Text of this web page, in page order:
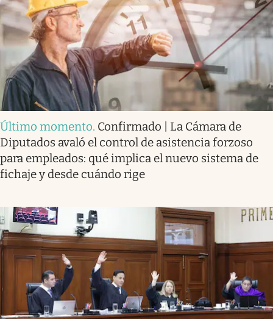
Último momento. Confirmado | La Cámara de
Diputados avaló el control de asistencia forzoso
para empleados: qué implica el nuevo sistema de
fichaje y desde cuándo rige